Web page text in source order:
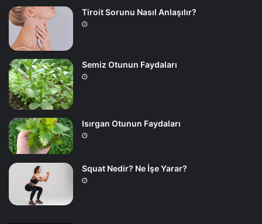
Tiroit Sorunu Nasıl Anlaşılır?
Semiz Otunun Faydaları
Isırgan Otunun Faydaları
Squat Nedir? Ne İşe Yarar?